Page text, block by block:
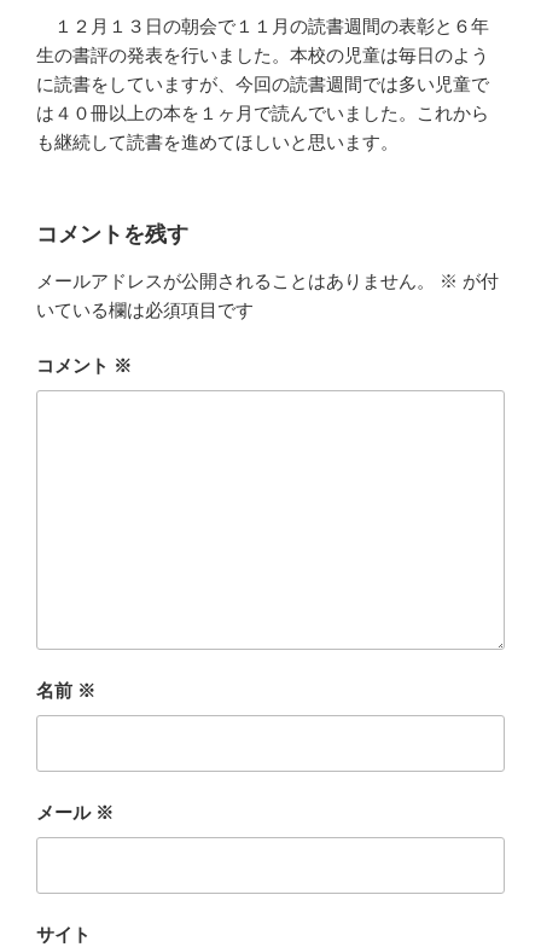
１２月１３日の朝会で１１月の読書週間の表彰と６年
生の書評の発表を行いました。本校の児童は毎日のよう
に読書をしていますが、今回の読書週間では多い児童で
は４０冊以上の本を１ヶ月で読んでいました。これから
も継続して読書を進めてほしいと思います。
コメントを残す
メールアドレスが公開されることはありません。 ※ が付
いている欄は必須項目です
コメント ※
名前 ※
メール ※
サイト